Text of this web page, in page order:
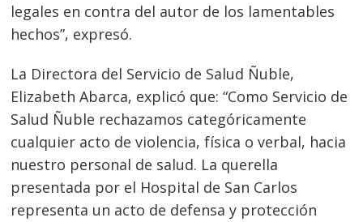
legales en contra del autor de los lamentables
hechos”, expresó.
La Directora del Servicio de Salud Ñuble,
Elizabeth Abarca, explicó que: “Como Servicio de
Salud Ñuble rechazamos categóricamente
cualquier acto de violencia, física o verbal, hacia
nuestro personal de salud. La querella
presentada por el Hospital de San Carlos
representa un acto de defensa y protección
Navegación
de
entradas